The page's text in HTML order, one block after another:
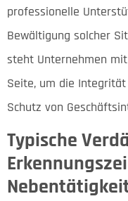
professionelle
Bewältigung solcher
steht Unternehmen
Seite, um die
Schutz von
Typische